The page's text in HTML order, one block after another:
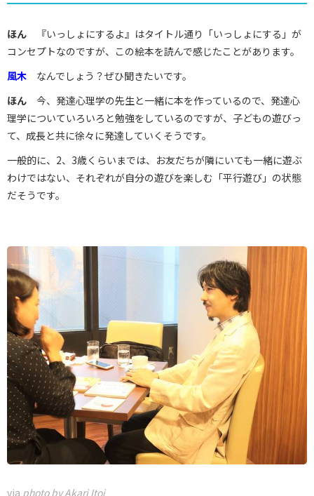
ほん
『いっしょにするよ』はタイトル通り「いっしょにする」が
コンセプトなのですが、この絵本を読んで感じたことがあります。
風木 なんでしょう？ぜひ聞きたいです。
ほん 今、発達心理学の先生と一緒に本を作っているので、発達心
理学についていろいろと勉強をしているのですが、子どもの遊びっ
て、成長と共に徐々に発達していくそうです。
一般的に、2、3歳くらいまでは、お友だちが隣にいても一緒に遊ぶ
わけではない、それぞれが自分の遊びを楽しむ「平行遊び」の状態
だそうです。
via photo by Akari Itoi